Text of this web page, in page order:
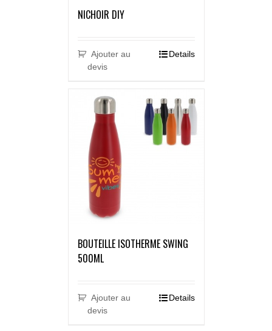
NICHOIR DIY
Ajouter au
devis
Details
BOUTEILLE ISOTHERME SWING
500ML
Ajouter au
devis
Details